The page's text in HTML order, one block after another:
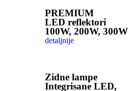
PREMIUM
LED reflektori
100W, 200W, 300W
detaljnije
Zidne lampe
Integrisane LED,